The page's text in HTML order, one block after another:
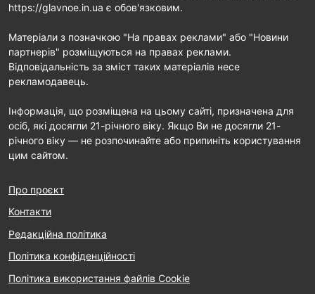
https://glavnoe.in.ua є обов'язковим.
Матеріали з позначкою "На правах реклами" або "Новини
партнерів" розміщуються на правах реклами.
Відповідальність за зміст таких матеріалів несе
рекламодавець.
Інформація, що розміщена на цьому сайті, призначена для
осіб, які досягли 21-річного віку. Якщо Ви не досягли 21-
річного віку — не розпочинайте або припиніть користування
цим сайтом.
Про проєкт
Контакти
Редакційна політика
Політика конфіденційності
Політика використання файлів Cookie